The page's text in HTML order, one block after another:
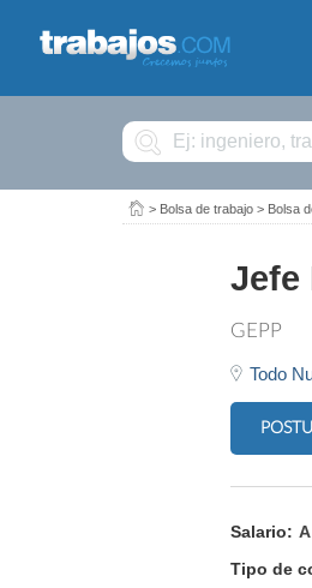
Buscar
> Bolsa de trabajo > Bolsa
Jefe
GEPP
Todo
Salario:
Tipo de